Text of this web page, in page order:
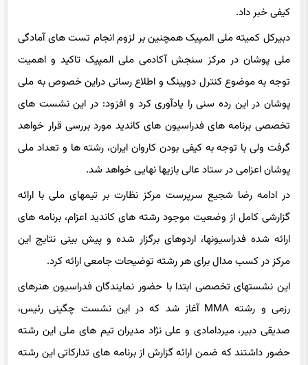
کیفی خبر داد.
دبیرکل کمیته ملی المپیک همچنین بر لزوم انجام تست های آمادگی
ملی پوشان در مرکز سنجش آکادمی ملی المپیک تاکید و اهمیت
توجه به موضوع کنترل دوپینگ و اطلاع رسانی دراین خصوص به ملی
پوشان در این رده سنی را یادآوری کرد و افزود: در این نشست های
تخصصی برنامه های فدراسیون های کاندید مورد بررسی قرار خواهد
گرفت ولی با توجه به کیفی بودن کاروان ایران، رشته ها و تعداد ملی
پوشان اعزامی در ستاد عالی بازیها نهایی خواهد شد.
در ادامه رضا شجیع سرپرست مرکز نظارت بر تیمهای ملی با ارائه
گزارشی کامل از وضعیت موجود رشته های کاندید اعزام، برنامه های
ارائه شده فدراسیونها، اردوهای برگزار شده و پیش بینی نتایج این
مرکز در کسب مدال برای هر رشته توضیحات جامعی ارائه کرد.
این نشستهای تخصصی ابتدا با حضور نمایندگان فدراسیون هنرهای
رزمی و رشته MMA آغاز شد که در این نشست چگینی رئیس،
صدیقی دبیر، میردامادی و علی نژاد مدیران تیم های ملی این رشته
حضور داشتند که ضمن ارائه گزارش از برنامه های تدارکاتی این رشته